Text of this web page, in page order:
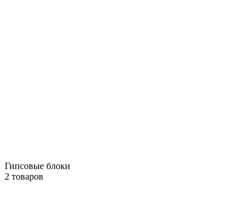
Гипсовые блоки
2 товаров